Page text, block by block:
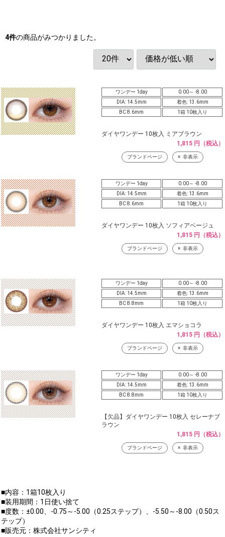
4件の商品がみつかりました。
ワンデー 1day
0.00～ -8.00
DIA: 14.5mm
着色: 13.6mm
BC 8.6mm
1箱 10枚入り
ダイヤワンデー 10枚入 ミアブラウン
1,815 円（税込）
ブランドページ 非表示
ワンデー 1day
0.00～ -8.00
DIA: 14.5mm
着色: 13.6mm
BC 8.6mm
1箱 10枚入り
ダイヤワンデー 10枚入 ソフィアベージュ
1,815 円（税込）
ブランドページ 非表示
ワンデー 1day
0.00～ -8.00
DIA: 14.5mm
着色: 13.6mm
BC 8.8mm
1箱 10枚入り
ダイヤワンデー 10枚入 エマショコラ
1,815 円（税込）
ブランドページ 非表示
ワンデー 1day
0.00～ -8.00
DIA: 14.5mm
着色: 13.6mm
BC 8.8mm
1箱 10枚入り
【欠品】ダイヤワンデー 10枚入 セレーナブ
ラウン
1,815 円（税込）
ブランドページ 非表示
■内容：1箱10枚入り
■装用期間：1日使い捨て
■度数：±0.00、-0.75～-5.00（0.25ステップ）、-5.50～-8.00（0.50ス
テップ）
■販売元：株式会社サンシティ